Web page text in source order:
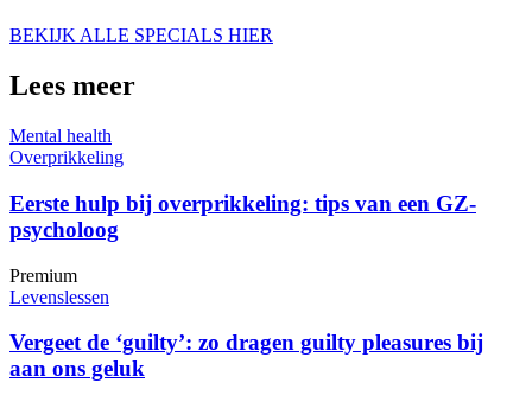
BEKIJK ALLE SPECIALS HIER
Lees meer
Mental health
Overprikkeling
Eerste hulp bij overprikkeling: tips van een GZ-
psycholoog
Premium
Levenslessen
Vergeet de ‘guilty’: zo dragen guilty pleasures bij
aan ons geluk